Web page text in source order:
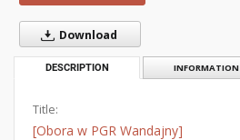
Download
DESCRIPTION INFORMATION
Title:
[Obora w PGR Wandajny]